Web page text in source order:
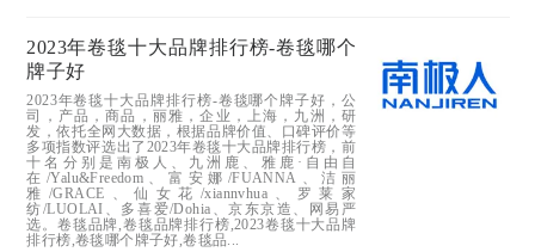
2023年卷毯十大品牌排行榜-卷毯哪个
牌子好
2023年卷毯十大品牌排行榜-卷毯哪个牌子好，公
司，产品，商品，丽雅，企业，上海，九洲，研
发，依托全网大数据，根据品牌价值、口碑评价等
多项指数评选出了2023年卷毯十大品牌排行榜，前
十名分别是南极人、九洲鹿、雅鹿·自由自
在/Yalu&Freedom、富安娜/FUANNA、洁丽
雅/GRACE、仙女花/xiannvhua、罗莱家
纺/LUOLAI、多喜爱/Dohia、京东京造、网易严
选。卷毯品牌,卷毯品牌排行榜,2023卷毯十大品牌
排行榜,卷毯哪个牌子好,卷毯品...